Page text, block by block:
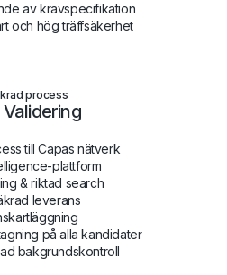
av kravspecifikation
och hög träffsäkerhet
process
till Capas nätverk
plattform
& riktad search
leverans
på alla kandidater
bakgrundskontroll